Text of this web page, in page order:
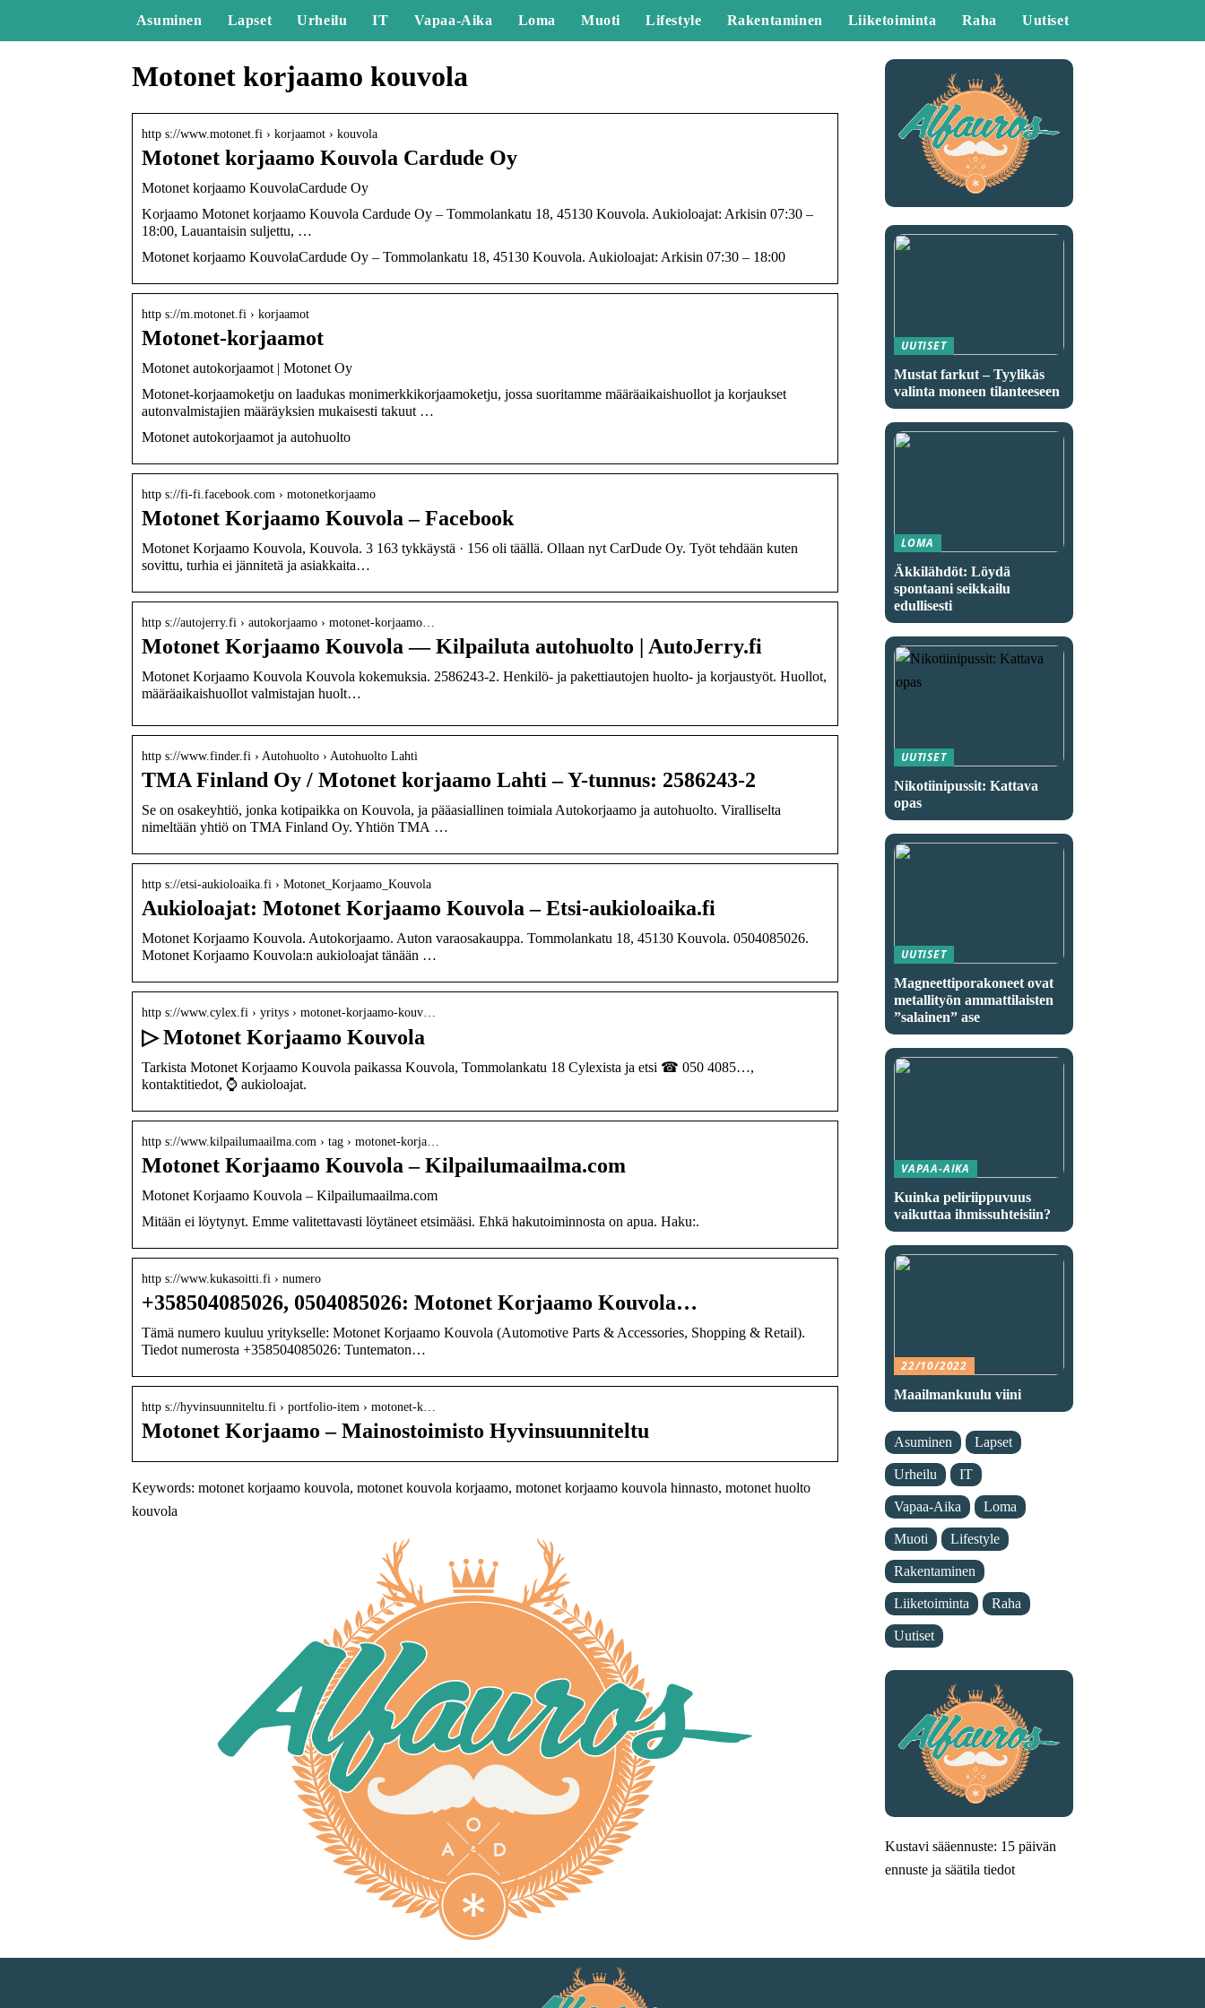
Asuminen Lapset Urheilu IT Vapaa-Aika Loma Muoti Lifestyle Rakentaminen Liiketoiminta Raha Uutiset
Motonet korjaamo kouvola
http s://www.motonet.fi › korjaamot › kouvola
Motonet korjaamo Kouvola Cardude Oy
Motonet korjaamo KouvolaCardude Oy
Korjaamo Motonet korjaamo Kouvola Cardude Oy – Tommolankatu 18, 45130 Kouvola. Aukioloajat: Arkisin 07:30 –
18:00, Lauantaisin suljettu, …
Motonet korjaamo KouvolaCardude Oy – Tommolankatu 18, 45130 Kouvola. Aukioloajat: Arkisin 07:30 – 18:00
http s://m.motonet.fi › korjaamot
Motonet-korjaamot
Motonet autokorjaamot | Motonet Oy
Motonet-korjaamoketju on laadukas monimerkkikorjaamoketju, jossa suoritamme määräaikaishuollot ja korjaukset
autonvalmistajien määräyksien mukaisesti takuut …
Motonet autokorjaamot ja autohuolto
http s://fi-fi.facebook.com › motonetkorjaamo
Motonet Korjaamo Kouvola – Facebook
Motonet Korjaamo Kouvola, Kouvola. 3 163 tykkäystä · 156 oli täällä. Ollaan nyt CarDude Oy. Työt tehdään kuten
sovittu, turhia ei jännitetä ja asiakkaita…
http s://autojerry.fi › autokorjaamo › motonet-korjaamo…
Motonet Korjaamo Kouvola — Kilpailuta autohuolto | AutoJerry.fi
Motonet Korjaamo Kouvola Kouvola kokemuksia. 2586243-2. Henkilö- ja pakettiautojen huolto- ja korjaustyöt. Huollot,
määräaikaishuollot valmistajan huolt…
http s://www.finder.fi › Autohuolto › Autohuolto Lahti
TMA Finland Oy / Motonet korjaamo Lahti – Y-tunnus: 2586243-2
Se on osakeyhtiö, jonka kotipaikka on Kouvola, ja pääasiallinen toimiala Autokorjaamo ja autohuolto. Viralliselta
nimeltään yhtiö on TMA Finland Oy. Yhtiön TMA …
http s://etsi-aukioloaika.fi › Motonet_Korjaamo_Kouvola
Aukioloajat: Motonet Korjaamo Kouvola – Etsi-aukioloaika.fi
Motonet Korjaamo Kouvola. Autokorjaamo. Auton varaosakauppa. Tommolankatu 18, 45130 Kouvola. 0504085026.
Motonet Korjaamo Kouvola:n aukioloajat tänään …
http s://www.cylex.fi › yritys › motonet-korjaamo-kouv…
▷ Motonet Korjaamo Kouvola
Tarkista Motonet Korjaamo Kouvola paikassa Kouvola, Tommolankatu 18 Cylexista ja etsi ☎ 050 4085…,
kontaktitiedot, ⌚ aukioloajat.
http s://www.kilpailumaailma.com › tag › motonet-korja…
Motonet Korjaamo Kouvola – Kilpailumaailma.com
Motonet Korjaamo Kouvola – Kilpailumaailma.com
Mitään ei löytynyt. Emme valitettavasti löytäneet etsimääsi. Ehkä hakutoiminnosta on apua. Haku:.
http s://www.kukasoitti.fi › numero
+358504085026, 0504085026: Motonet Korjaamo Kouvola…
Tämä numero kuuluu yritykselle: Motonet Korjaamo Kouvola (Automotive Parts & Accessories, Shopping & Retail).
Tiedot numerosta +358504085026: Tuntematon…
http s://hyvinsuunniteltu.fi › portfolio-item › motonet-k…
Motonet Korjaamo – Mainostoimisto Hyvinsuunniteltu
Keywords: motonet korjaamo kouvola, motonet kouvola korjaamo, motonet korjaamo kouvola hinnasto, motonet huolto
kouvola
UUTISET
Mustat farkut – Tyylikäs
valinta moneen tilanteeseen
LOMA
Äkkilähdöt: Löydä
spontaani seikkailu
edullisesti
UUTISET
Nikotiinipussit: Kattava
opas
UUTISET
Magneettiporakoneet ovat
metallityön ammattilaisten
”salainen” ase
VAPAA-AIKA
Kuinka peliriippuvuus
vaikuttaa ihmissuhteisiin?
22/10/2022
Maailmankuulu viini
Asuminen Lapset
Urheilu IT
Vapaa-Aika Loma
Muoti Lifestyle
Rakentaminen
Liiketoiminta Raha
Uutiset
Kustavi sääennuste: 15 päivän
ennuste ja säätila tiedot